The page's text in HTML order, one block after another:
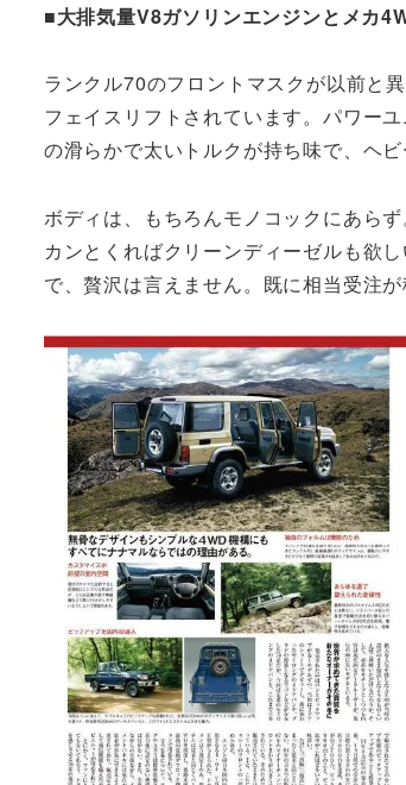
■大排気量V8ガソリンエンジンとメカ
ランクル70のフロントマスクが以前と
フェイスリフトされています。パワー
の滑らかで太いトルクが持ち味で、ヘ
ボディは、もちろんモノコックにあら
カンとくればクリーンディーゼルも欲
で、贅沢は言えません。既に相当受注